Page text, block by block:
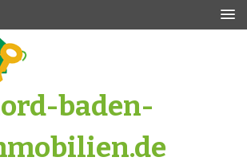
baden-